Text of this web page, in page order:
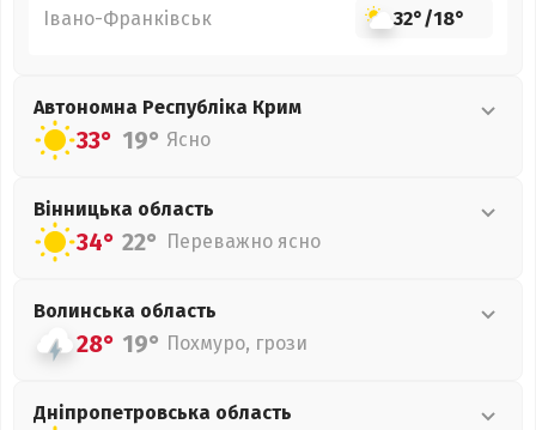
Івано-Франківськ 32°/18°
Автономна Республіка Крим
33° 19° Ясно
Вінницька область
34° 22° Переважно ясно
Волинська область
28° 19° Похмуро, грози
Дніпропетровська область